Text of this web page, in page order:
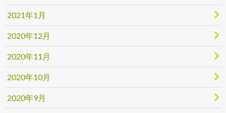
2021年1月
2020年12月
2020年11月
2020年10月
2020年9月